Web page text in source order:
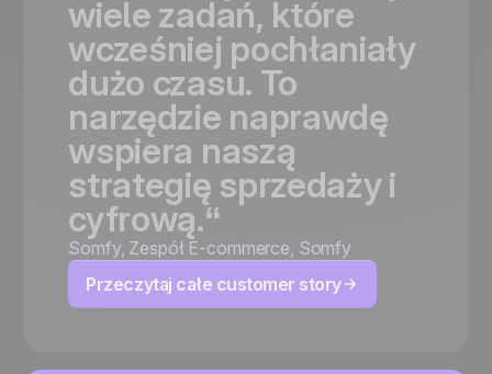
wiele zadań, które
wcześniej pochłaniały
dużo czasu. To
narzędzie naprawdę
wspiera naszą
strategię sprzedażyi
cyfrową.“
Somfy, Zespół E-commerce, Somfy
Przeczytaj całe customer story